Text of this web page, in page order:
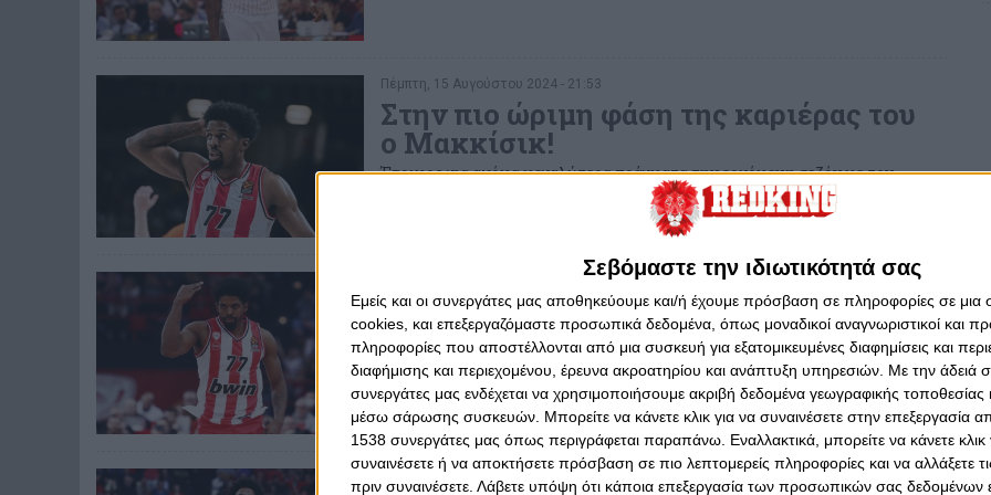
Σεβόμαστε την ιδιωτικότητά σας
Εμείς και οι συνεργάτες μας αποθηκεύουμε και/ή έχουμε πρόσβαση σε πληροφορίες σε
cookies, και επεξεργαζόμαστε προσωπικά δεδομένα, όπως μοναδικοί αναγνωριστικοί και
πληροφορίες που αποστέλλονται από μια συσκευή για εξατομικευμένες διαφημίσεις και
διαφήμισης και περιεχομένου, έρευνα ακροατηρίου και ανάπτυξη υπηρεσιών. Με την άδειά
συνεργάτες μας ενδέχεται να χρησιμοποιήσουμε ακριβή δεδομένα γεωγραφικής τοποθεσίας
μέσω σάρωσης συσκευών. Μπορείτε να κάνετε κλικ για να συναινέσετε στην επεξεργασία
1538 συνεργάτες μας όπως περιγράφεται παραπάνω. Εναλλακτικά, μπορείτε να κάνετε κλικ
συναινέσετε ή να αποκτήσετε πρόσβαση σε πιο λεπτομερείς πληροφορίες και να αλλάξετε
πριν συναινέσετε. Λάβετε υπόψη ότι κάποια επεξεργασία των προσωπικών σας δεδομένων
Πέμπτη, 15 Αυγούστου 2024 - 21:53
Στην πιο ώριμη φάση της καριέρας του
ο Μακκίσικ!
Έτοιμος για ακόμα μεγαλύτερα πράγματα την ερχόμενη σεζόν με τον
Ολυμπιακό ο Αμερικανός Κόμπο Γκαρντ.
Με ΜακΚίσικ το Top10 της Euroleague
Στο Νο2 ο Αμερικανός γκαρντ του Θρύλου.
Τετάρτη, 27 Μαρτίου 2024 - 11:44